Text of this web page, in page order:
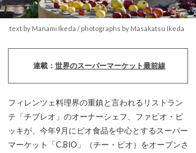
text by Manami Ikeda / photographs by Masakatsu Ikeda
連載： 世界のスーパーマーケット最前線
フィレンツェ料理界の重鎮と言われるリストラン
テ「チブレオ」のオーナーシェフ、ファビオ・ピ
ッキが、今年9月にビオ食品を中心とするスーパー
マーケット「C.BIO」（チー・ビオ）をオープンさ